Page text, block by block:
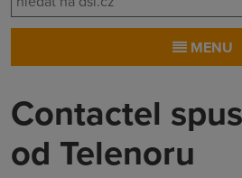
MENU
Contactel
od Telenoru